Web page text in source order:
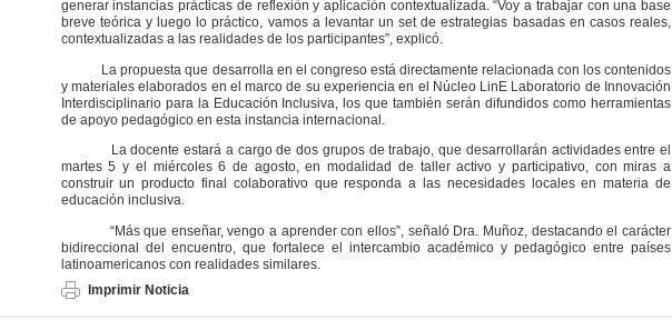
generar instancias prácticas de reflexión y aplicación contextualizada. “Voy a trabajar con una base
breve teórica y luego lo práctico, vamos a levantar un set de estrategias basadas en casos reales,
contextualizadas a las realidades de los participantes”, explicó.
La propuesta que desarrolla en el congreso está directamente relacionada con los contenidos
y materiales elaborados en el marco de su experiencia en el Núcleo LinE Laboratorio de Innovación
Interdisciplinario para la Educación Inclusiva, los que también serán difundidos como herramientas
de apoyo pedagógico en esta instancia internacional.
La docente estará a cargo de dos grupos de trabajo, que desarrollarán actividades entre el
martes 5 y el miércoles 6 de agosto, en modalidad de taller activo y participativo, con miras a
construir un producto final colaborativo que responda a las necesidades locales en materia de
educación inclusiva.
“Más que enseñar, vengo a aprender con ellos”, señaló Dra. Muñoz, destacando el carácter
bidireccional del encuentro, que fortalece el intercambio académico y pedagógico entre países
latinoamericanos con realidades similares.
Imprimir Noticia